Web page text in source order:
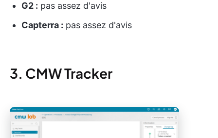
G2 : pas assez d'avis
Capterra : pas assez d'avis
3. CMW Tracker